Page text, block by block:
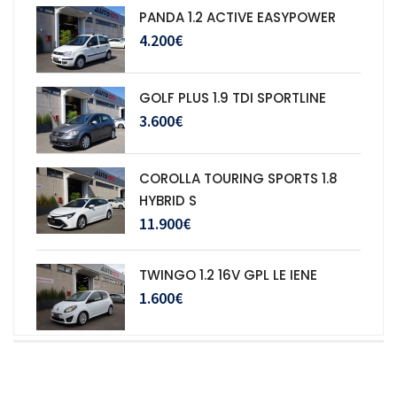
PANDA 1.2 ACTIVE EASYPOWER
4.200€
GOLF PLUS 1.9 TDI SPORTLINE
3.600€
COROLLA TOURING SPORTS 1.8
HYBRID S
11.900€
TWINGO 1.2 16V GPL LE IENE
1.600€